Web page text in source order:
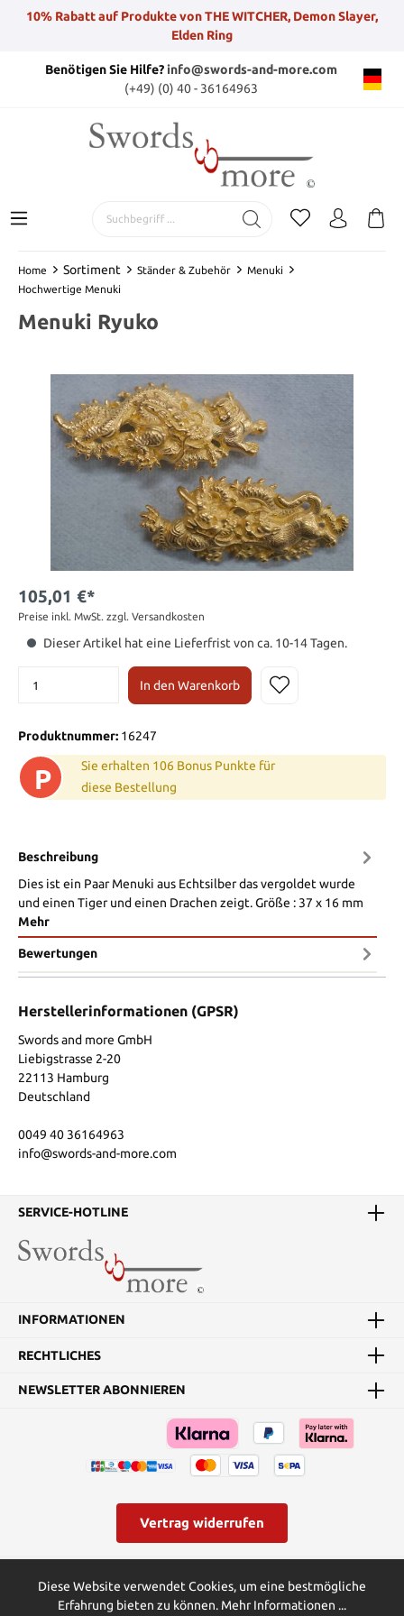
10% Rabatt auf Produkte von THE WITCHER, Demon Slayer,
Elden Ring
Benötigen Sie Hilfe?info@swords-and-more.com
(+49) (0) 40 - 36164963
Home Sortiment Ständer & Zubehör
Menuki
Hochwertige Menuki
Menuki Ryuko
105,01 €*
Preise inkl. MwSt. zzgl. Versandkosten
Dieser Artikel hat eine Lieferfrist von ca. 10-14 Tagen.
In den Warenkorb
Produktnummer: 16247
P
Sie erhalten 106 Bonus Punkte für
diese Bestellung
Beschreibung
Dies ist ein Paar Menuki aus Echtsilber das vergoldet wurde
und einen Tiger und einen Drachen zeigt. Größe : 37 x 16 mm
Mehr
Bewertungen
Herstellerinformationen (GPSR)
Swords and more GmbH
Liebigstrasse 2-20
22113 Hamburg
Deutschland
0049 40 36164963
info@swords-and-more.com
SERVICE-HOTLINE
INFORMATIONEN
RECHTLICHES
NEWSLETTER ABONNIEREN
Vertrag widerrufen
ggf. Nachnahmegebühren, wenn nicht anders angegeben.
Diese Website verwendet Cookies, um eine bestmögliche
Erfahrung bieten zu können. Mehr Informationen ...